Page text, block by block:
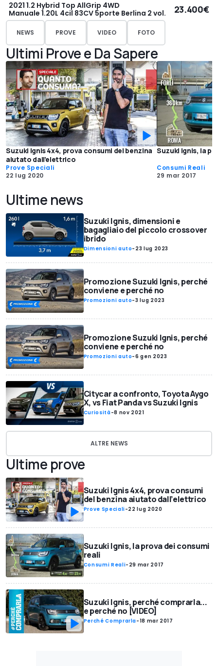
2021 1.2 Hybrid Top AllGrip 4WD
Manuale 1.20L 4cil 83CV 5porte Berlina 2 vol.
23.400€
NEWS PROVE VIDEO FOTO
Ultimi Prove e Da Sapere
Suzuki Ignis 4x4, prova consumi del benzina
aiutato dall’elettrico
Prove Speciali
22 lug 2020
Suzuki Ignis, la
Consumi Reali
29 mar 2017
Ultime news
Suzuki Ignis, dimensioni e
bagagliaio del piccolo crossover
ibrido
Dimensioni auto- 23 lug 2023
Promozione Suzuki Ignis, perché
conviene e perché no
Promozioni auto-3 lug 2023
Promozione Suzuki Ignis, perché
conviene e perché no
Promozioni auto-6 gen 2023
Citycar a confronto, Toyota Aygo
X, vs Fiat Panda vs Suzuki Ignis
Curiosità-8 nov 2021
ALTRE NEWS
Ultime prove
Suzuki Ignis 4x4, prova consumi
del benzina aiutato dall’elettrico
Prove Speciali-22 lug 2020
Suzuki Ignis, la prova dei consumi
reali
Consumi Reali- 29 mar 2017
Suzuki Ignis, perché comprarla...
e perché no [VIDEO]
Perché Comprarla-18 mar 2017